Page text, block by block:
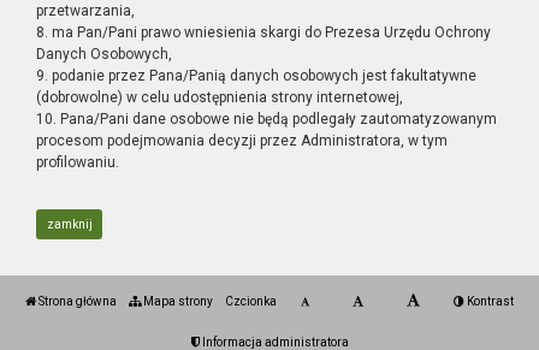
przetwarzania,
8. ma Pan/Pani prawo wniesienia skargi do Prezesa Urzędu Ochrony
Danych Osobowych,
9. podanie przez Pana/Panią danych osobowych jest fakultatywne
(dobrowolne) w celu udostępnienia strony internetowej,
10. Pana/Pani dane osobowe nie będą podlegały zautomatyzowanym
procesom podejmowania decyzji przez Administratora, w tym
profilowaniu.
zamknij
Strona główna Mapa strony Czcionka Kontrast
Informacja administratora